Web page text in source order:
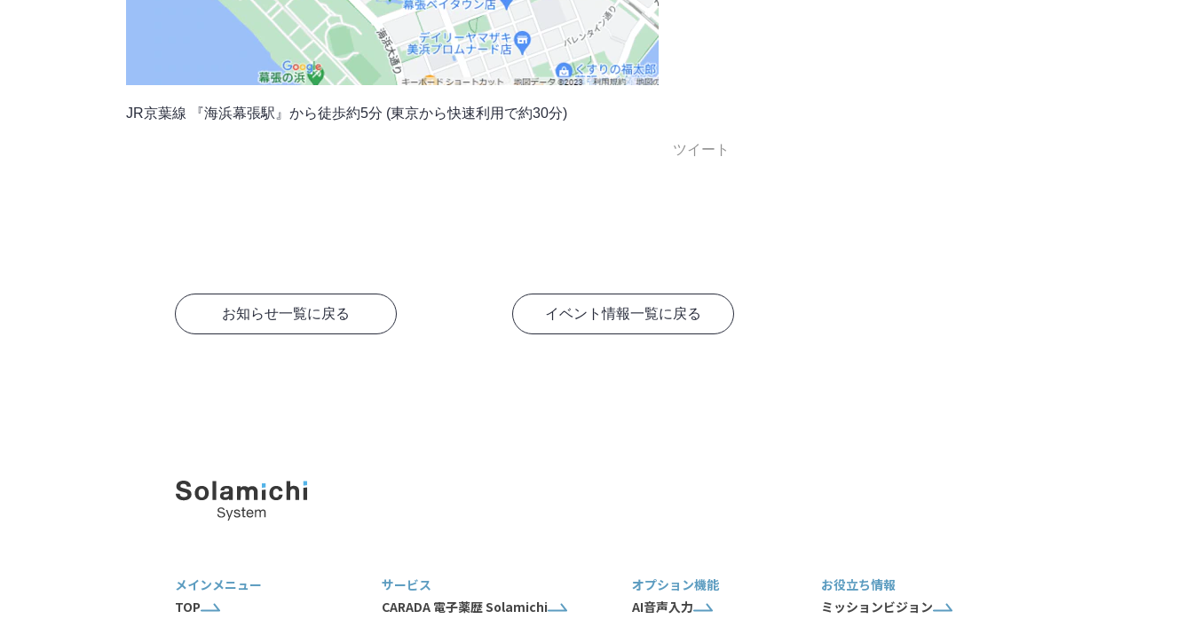
JR京葉線 『海浜幕張駅』から徒歩約5分 (東京から快速利用で約30分)
ツイート
お知らせ一覧に戻る イベント情報一覧に戻る
メインメニュー
TOP
サービス
CARADA 電子薬歴 Solamichi
オプション機能
AI音声入力
お役立ち情報
ミッションビジョン